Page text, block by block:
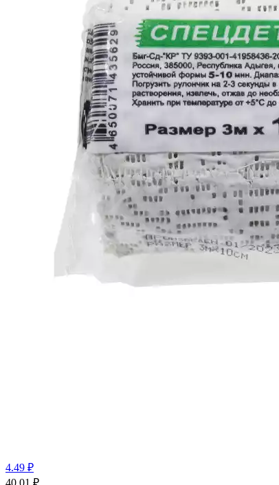
4.49 ₽
40.01 ₽